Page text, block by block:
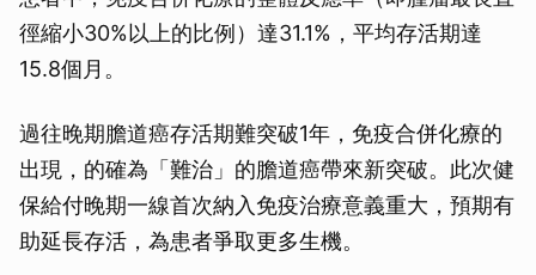
徑縮小30%以上的比例）達31.1%，平均存活期達
15.8個月。
過往晚期膽道癌存活期難突破1年，免疫合併化療的
出現，的確為「難治」的膽道癌帶來新突破。此次健
保給付晚期一線首次納入免疫治療意義重大，預期有
助延長存活，為患者爭取更多生機。